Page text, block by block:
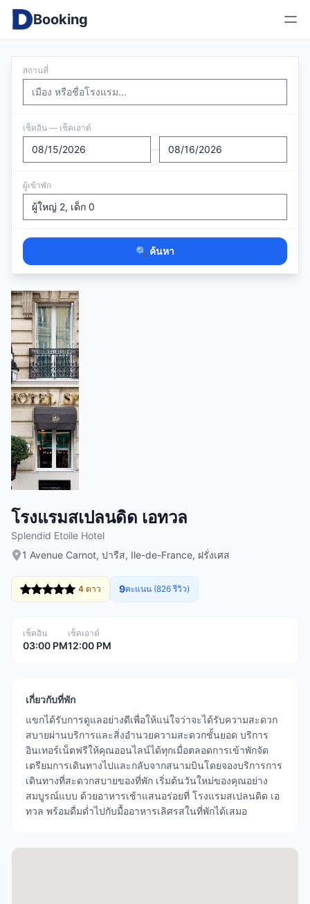
Booking
สถานที่
เช็คอิน — เช็คเอาต์
—
ผู้เข้าพัก
🔍 ค้นหา
โรงแรมสเปลนดิด เอทวล
Splendid Etoile Hotel
1 Avenue Carnot, ปารีส, Ile-de-France, ฝรั่งเศส
4 ดาว 9คะแนน (826 รีวิว)
เช็คอิน
03:00 PM
เช็คเอาต์
12:00 PM
เกี่ยวกับที่พัก
แขกได้รับการดูแลอย่างดีเพื่อให้แน่ใจว่าจะได้รับความสะดวก
สบายผ่านบริการและสิ่งอำนวยความสะดวกชั้นยอด บริการ
อินเทอร์เน็ตฟรีให้คุณออนไลน์ได้ทุกเมื่อตลอดการเข้าพักจัด
เตรียมการเดินทางไปและกลับจากสนามบินโดยจองบริการการ
เดินทางที่สะดวกสบายของที่พัก เริ่มต้นวันใหม่ของคุณอย่าง
สมบูรณ์แบบ ด้วยอาหารเช้าแสนอร่อยที่ โรงแรมสเปลนดิด เอ
ทวล พร้อมดื่มด่ำไปกับมื้ออาหารเลิศรสในที่พักได้เสมอ